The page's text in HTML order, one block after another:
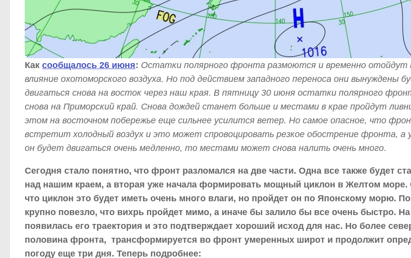
Как сообщалось 26 июня: Остатки полярного фронта размоются и временно отойдут
влияние охотоморского воздуха. Но под действием западного переноса они вынуждены
двигаться снова на восток через наш края. В пятницу 30 июня остатки полярного
снова на Приморский край. Снова дождей станет больше и местами в крае пройдут
этом на восточном побережье еще сильнее усилится ветер. Но самое опасное, что
встретит холодный воздух и это может спровоцировать резкое обострение фронта, а
он будет двигаться очень медленно, то местами может снова налить очень много.
Сегодня стало понятно, что фронт разломался на две части. Одна все также будет
над нашим краем, а вторая уже начала формировать мощный циклон в Желтом море.
что циклон это будет иметь очень много влаги, но пройдет он по Японскому морю.
крупно повезло, что вихрь пройдет мимо, а иначе бы залило бы все очень быстро. На
появилась его траектория и это подтверждает хороший исход для нас. Но более
половина фронта, трансформируется во фронт умеренных широт и продолжит
погоду еще три дня. Теперь подробнее: